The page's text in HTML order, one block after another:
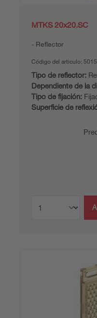
MTKS 20x20.SC
Reflector
Código del articulo:
Tipo de reflector:
Dependiente de la
Tipo de fijación:
Superficie de